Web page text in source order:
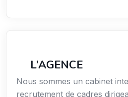
L’AGENCE
Nous sommes un cabinet
recrutement de cadres